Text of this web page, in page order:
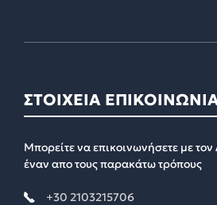
ΣΤΟΙΧΕΙΑ
Μπορείτε να επικοινωνήσετε με
έναν απο τους παρακάτω τρόπους
+30 2103215706